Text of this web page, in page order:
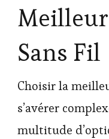
Sans Fil
Choisir la
s’avérer
multitude